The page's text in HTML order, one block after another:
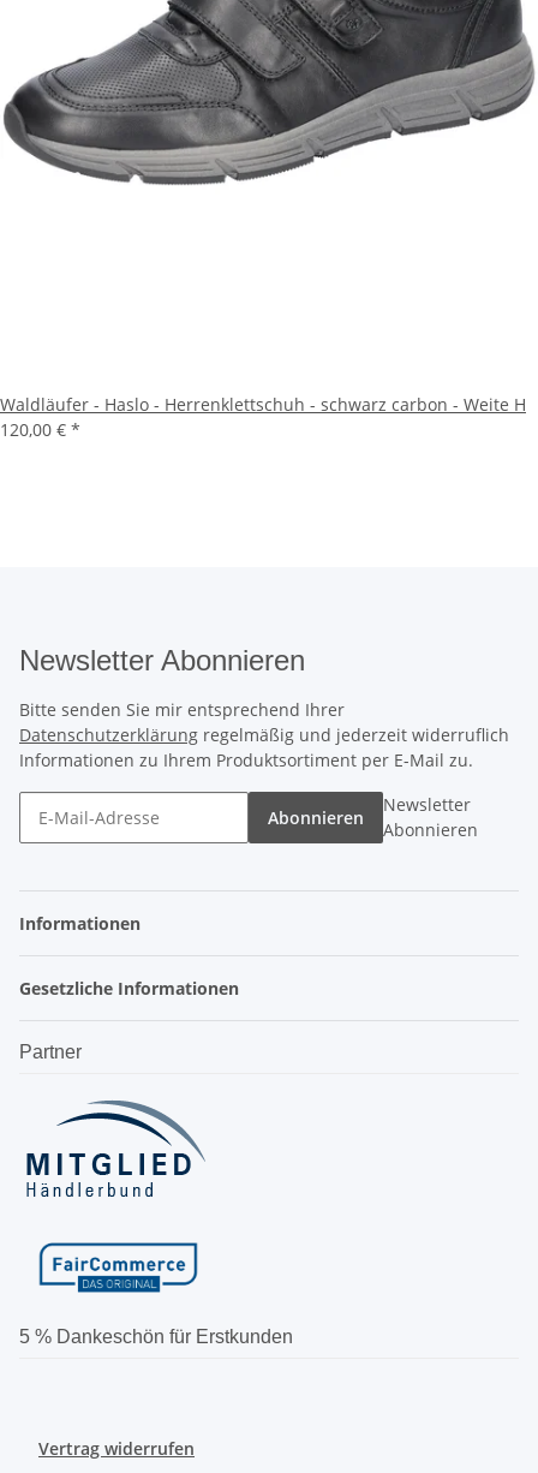
Waldläufer - Haslo - Herrenklettschuh - schwarz carbon - Weite H
120,00 € *
Newsletter Abonnieren
Bitte senden Sie mir entsprechend Ihrer
Datenschutzerklärung regelmäßig und jederzeit widerruflich
Informationen zu Ihrem Produktsortiment per E-Mail zu.
Abonnieren
Newsletter
Abonnieren
Informationen
Gesetzliche Informationen
Partner
5 % Dankeschön für Erstkunden
Vertrag widerrufen